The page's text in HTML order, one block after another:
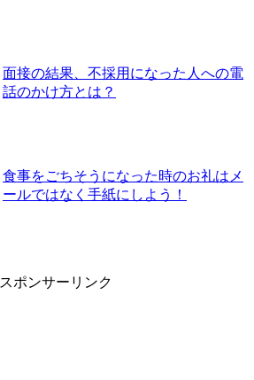
面接の結果、不採用になった人への電
話のかけ方とは？
食事をごちそうになった時のお礼はメ
ールではなく手紙にしよう！
スポンサーリンク